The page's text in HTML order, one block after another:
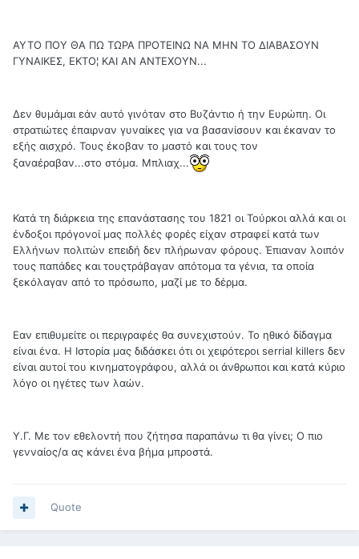
ΑΥΤΟ ΠΟΥ ΘΑ ΠΩ ΤΩΡΑ ΠΡΟΤΕΙΝΩ ΝΑ ΜΗΝ ΤΟ ΔΙΑΒΑΣΟΥΝ
ΓΥΝΑΙΚΕΣ, ΕΚΤΟ¦ ΚΑΙ ΑΝ ΑΝΤΕΧΟΥΝ...
Δεν θυμάμαι εάν αυτό γινόταν στο Βυζάντιο ή την Ευρώπη. Οι
στρατιώτες έπαιρναν γυναίκες για να βασανίσουν και έκαναν το
εξής αισχρό. Τους έκοβαν το μαστό και τους τον
ξαναέραβαν...στο στόμα. Μπλιαχ...
Κατά τη διάρκεια της επανάστασης του 1821 οι Τούρκοι αλλά και οι
ένδοξοι πρόγονοί μας πολλές φορές είχαν στραφεί κατά των
Ελλήνων πολιτών επειδή δεν πλήρωναν φόρους. Έπιαναν λοιπόν
τους παπάδες και τουςτράβαγαν απότομα τα γένια, τα οποία
ξεκόλαγαν από το πρόσωπο, μαζί με το δέρμα.
Εαν επιθυμείτε οι περιγραφές θα συνεχιστούν. Το ηθικό δίδαγμα
είναι ένα. Η Ιστορία μας διδάσκει ότι οι χειρότεροι serrial killers δεν
είναι αυτοί του κινηματογράφου, αλλά οι άνθρωποι και κατά κύριο
λόγο οι ηγέτες των λαών.
Υ.Γ. Με τον εθελοντή που ζήτησα παραπάνω τι θα γίνει; Ο πιο
γενναίος/α ας κάνει ένα βήμα μπροστά.
Quote